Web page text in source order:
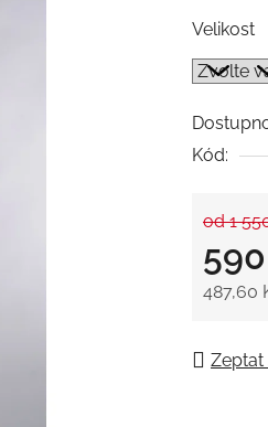
hvězdiček.
Velikost
Kód:
od 1
487,60
Zeptat